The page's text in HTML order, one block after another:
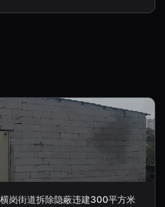
岗街道拆除隐蔽违建300平方米